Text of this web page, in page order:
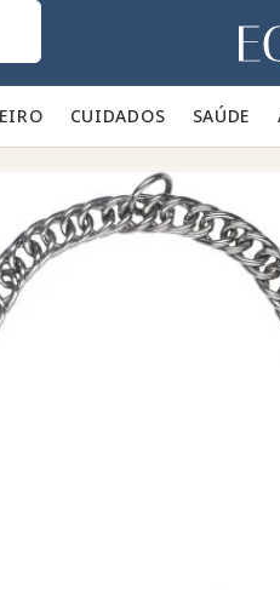
👕 CUIDADOS 🪮 SAÚDE ✨